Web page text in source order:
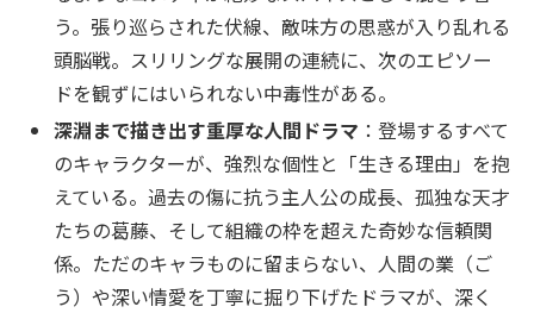
う。張り巡らされた伏線、敵味方の思惑が入り乱れる
頭脳戦。スリリングな展開の連続に、次のエピソー
ドを観ずにはいられない中毒性がある。
深淵まで描き出す重厚な人間ドラマ ：登場するすべて
のキャラクターが、強烈な個性と「生きる理由」を抱
えている。過去の傷に抗う主人公の成長、孤独な天才
たちの葛藤、そして組織の枠を超えた奇妙な信頼関
係。ただのキャラものに留まらない、人間の業（ご
う）や深い情愛を丁寧に掘り下げたドラマが、深く